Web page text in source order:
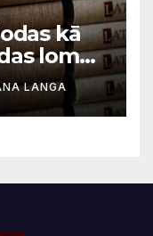
kā
lomu
LANGA